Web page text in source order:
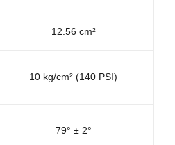
12.56 cm²
10 kg/cm² (140 PSI)
79° ± 2°